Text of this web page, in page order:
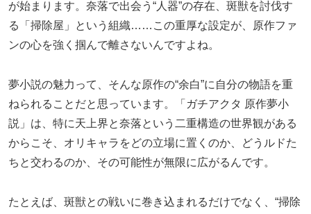
が始まります。奈落で出会う“人器”の存在、斑獣を討伐す
る「掃除屋」という組織……この重厚な設定が、原作ファ
ンの心を強く掴んで離さないんですよね。
夢小説の魅力って、そんな原作の“余白”に自分の物語を重
ねられることだと思っています。「ガチアクタ 原作夢小
説」は、特に天上界と奈落という二重構造の世界観がある
からこそ、オリキャラをどの立場に置くのか、どうルドた
ちと交わるのか、その可能性が無限に広がるんです。
たとえば、斑獣との戦いに巻き込まれるだけでなく、“掃除